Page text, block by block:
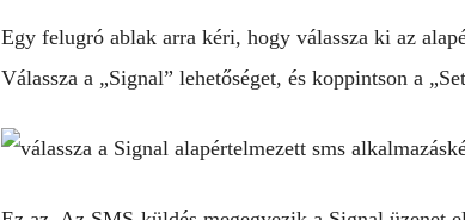
Egy felugró ablak arra kéri, hogy válassza ki az
Válassza a „Signal” lehetőséget, és koppintson a